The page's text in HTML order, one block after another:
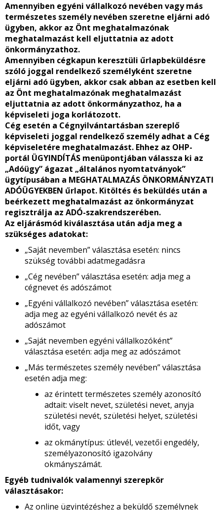
Amennyiben egyéni vállalkozó nevében vagy más
természetes személy nevében szeretne eljárni adó
ügyben, akkor az Önt meghatalmazónak
meghatalmazást kell eljuttatnia az adott
önkormányzathoz.
Amennyiben cégkapun keresztüli űrlapbeküldésre
szóló joggal rendelkező személyként szeretne
eljárni adó ügyben, akkor csak abban az esetben kell
az Önt meghatalmazónak meghatalmazást
eljuttatnia az adott önkormányzathoz, ha a
képviseleti joga korlátozott.
Cég esetén a Cégnyilvántartásban szereplő
képviseleti joggal rendelkező személy adhat a Cég
képviseletére meghatalmazást. Ehhez az OHP-
portál ÜGYINDÍTÁS menüpontjában válassza ki az
„Adóügy” ágazat „általános nyomtatványok”
ügytípusában a MEGHATALMAZÁS ÖNKORMÁNYZATI
ADÓÜGYEKBEN űrlapot. Kitöltés és beküldés után a
beérkezett meghatalmazást az önkormányzat
regisztrálja az ADÓ-szakrendszerében.
Az eljárásmód kiválasztása után adja meg a
szükséges adatokat:
„Saját nevemben” választása esetén: nincs
szükség további adatmegadásra
„Cég nevében” választása esetén: adja meg a
cégnevet és adószámot
„Egyéni vállalkozó nevében” választása esetén:
adja meg az egyéni vállalkozó nevét és az
adószámot
„Saját nevemben egyéni vállalkozóként”
választása esetén: adja meg az adószámot
„Más természetes személy nevében” választása
esetén adja meg:
az érintett természetes személy azonosító
adtait: viselt nevet, születési nevet, anyja
születési nevét, születési helyet, születési
időt, vagy
az okmánytípus: útlevél, vezetői engedély,
személyazonosító igazolvány
okmányszámát.
Egyéb tudnivalók valamennyi szerepkör
választásakor:
Az online ügyintézéshez a beküldő személynek